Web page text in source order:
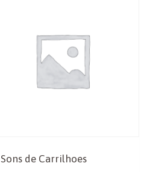
Sons de Carrilhoes